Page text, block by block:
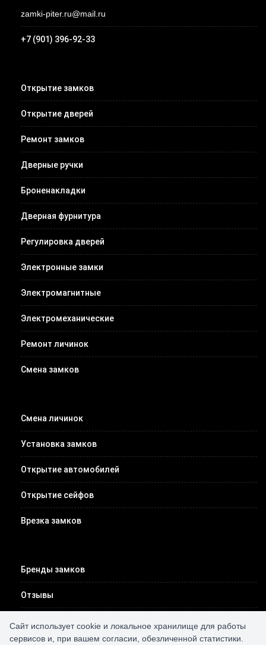
zamki-piter.ru@mail.ru
+7 (901) 396-92-33
Открытие замков
Открытие дверей
Ремонт замков
Дверные ручки
Броненакладки
Дверная фурнитура
Регулировка дверей
Электронные замки
Электромагнитные
Электромеханические
Ремонт личинок
Смена замков
Смена личинок
Установка замков
Открытие автомобилей
Открытие сейфов
Врезка замков
Бренды замков
Отзывы
Цены
Сайт использует cookie и локальное хранилище для работы
сервисов и, при вашем согласии, обезличенной статистики.